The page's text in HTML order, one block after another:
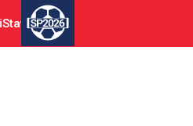
Stav SP2026